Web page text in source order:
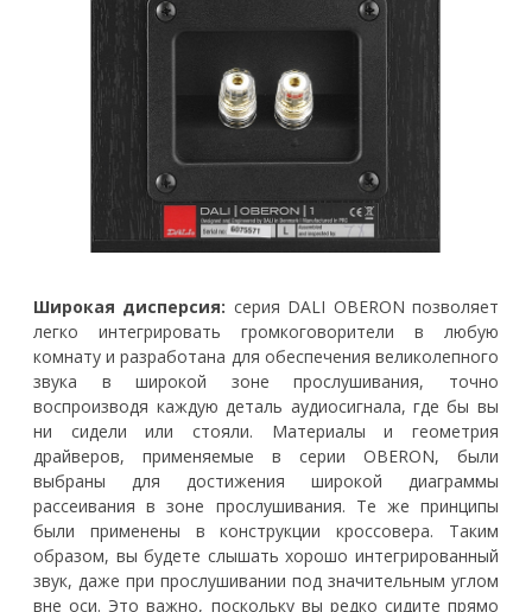
Широкая дисперсия: серия DALI OBERON позволяет
легко интегрировать громкоговорители в любую
комнату и разработана для обеспечения великолепного
звука в широкой зоне прослушивания, точно
воспроизводя каждую деталь аудиосигнала, где бы вы
ни сидели или стояли. Материалы и геометрия
драйверов, применяемые в серии OBERON, были
выбраны для достижения широкой диаграммы
рассеивания в зоне прослушивания. Те же принципы
были применены в конструкции кроссовера. Таким
образом, вы будете слышать хорошо интегрированный
звук, даже при прослушивании под значительным углом
вне оси. Это важно, поскольку вы редко сидите прямо